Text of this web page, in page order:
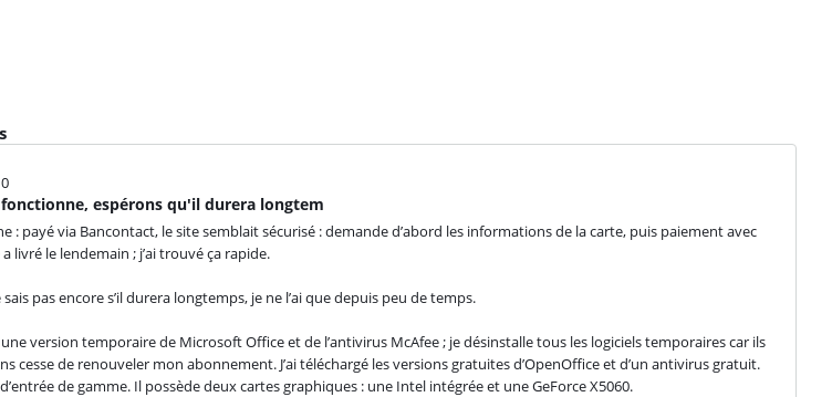
espérons qu'il durera longtem
: payé via Bancontact, le site semblait sécurisé : demande d’abord les informations de la carte, puis paiement avec
livré le lendemain ; j’ai trouvé ça rapide.
pas encore s’il durera longtemps, je ne l’ai que depuis peu de temps.
version temporaire de Microsoft Office et de l’antivirus McAfee ; je désinstalle tous les logiciels temporaires car ils
cesse de renouveler mon abonnement. J’ai téléchargé les versions gratuites d’OpenOffice et d’un antivirus gratuit.
d’entrée de gamme. Il possède deux cartes graphiques : une Intel intégrée et une GeForce X5060.